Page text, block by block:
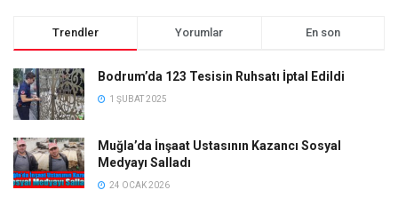
Trendler Yorumlar En son
Bodrum’da 123 Tesisin Ruhsatı İptal Edildi
1 ŞUBAT 2025
Muğla’da İnşaat Ustasının Kazancı Sosyal
Medyayı Salladı
24 OCAK 2026